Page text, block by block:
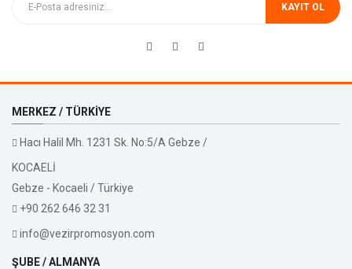
KAYIT OL
MERKEZ / TÜRKIYE
Hacı Halil Mh. 1231 Sk. No:5/A Gebze /
KOCAELİ
Gebze - Kocaeli / Türkiye
+90 262 646 32 31
info@vezirpromosyon.com
ŞUBE / ALMANYA